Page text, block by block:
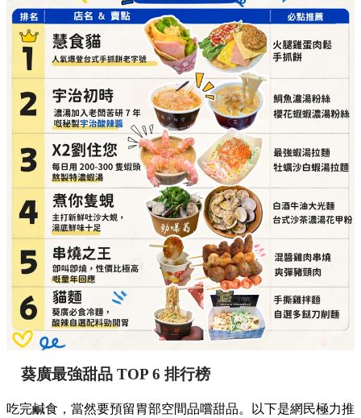
葵廣最強甜品 TOP 6 排行榜
吃完鹹食，當然要預留胃部空間品嚐甜品。以下是網民極力推